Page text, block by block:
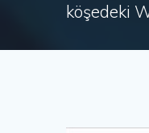
köşedeki